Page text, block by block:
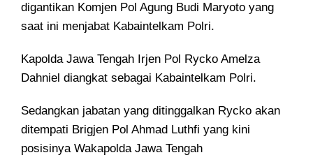
digantikan Komjen Pol Agung Budi Maryoto yang
saat ini menjabat Kabaintelkam Polri.
Kapolda Jawa Tengah Irjen Pol Rycko Amelza
Dahniel diangkat sebagai Kabaintelkam Polri.
Sedangkan jabatan yang ditinggalkan Rycko akan
ditempati Brigjen Pol Ahmad Luthfi yang kini
posisinya Wakapolda Jawa Tengah